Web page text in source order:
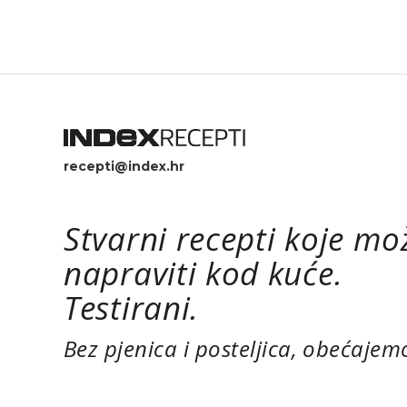
recepti@index.hr
Stvarni recepti koje
napraviti kod kuće.
Testirani.
Bez pjenica i posteljica,